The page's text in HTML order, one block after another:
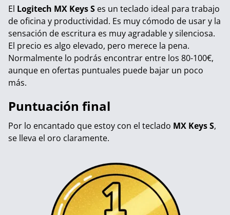
El Logitech MX Keys S es un teclado ideal para trabajo
de oficina y productividad. Es muy cómodo de usar y la
sensación de escritura es muy agradable y silenciosa.
El precio es algo elevado, pero merece la pena.
Normalmente lo podrás encontrar entre los 80-100€,
aunque en ofertas puntuales puede bajar un poco
más.
Puntuación final
Por lo encantado que estoy con el teclado MX Keys S,
se lleva el oro claramente.